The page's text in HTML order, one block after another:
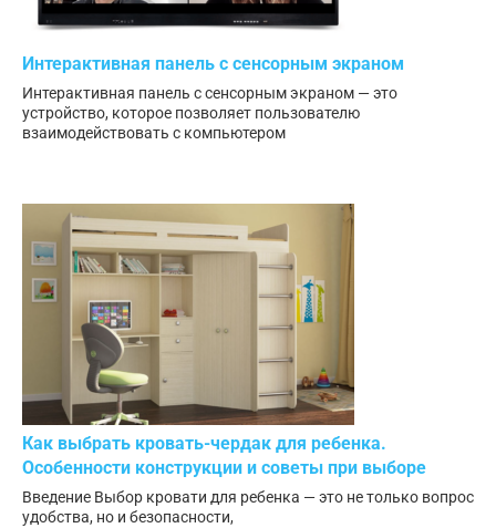
Интерактивная панель с сенсорным экраном
Интерактивная панель с сенсорным экраном — это
устройство, которое позволяет пользователю
взаимодействовать с компьютером
Как выбрать кровать-чердак для ребенка.
Особенности конструкции и советы при выборе
Введение Выбор кровати для ребенка — это не только вопрос
удобства, но и безопасности,